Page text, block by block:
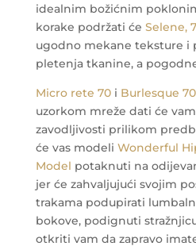
idealnim božićnim
korake podržati će Selene,
ugodno mekane teksture i
pletenja tkanine, a
Micro rete 70i Burlesque 70
uzorkom mreže dati će
zavodljivosti prilikom
će vas modeli Wonderful
Model potaknuti na
jer će zahvaljujući svojim
trakama podupirati
bokove, podignuti
otkriti vam da zapravo